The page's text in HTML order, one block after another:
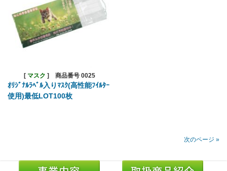
[ マスク ] 商品番号 0025
ｵﾘｼﾞﾅﾙﾗﾍﾞﾙ入りﾏｽｸ(高性能ﾌｲﾙﾀｰ
使用)最低LOT100枚
次のページ »